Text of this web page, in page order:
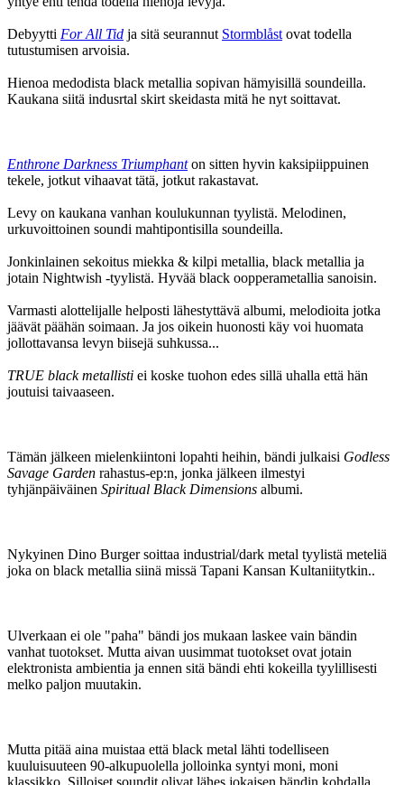
Debyytti For All Tid ja sitä seurannut Stormblåst ovat todella
tutustumisen arvoisia.
Hienoa medodista black metallia sopivan hämyisillä soundeilla.
Kaukana siitä indusrtal skirt skeidasta mitä he nyt soittavat.
Enthrone Darkness Triumphanton sitten hyvin kaksipiippuinen
tekele, jotkut vihaavat tätä, jotkut rakastavat.
Levy on kaukana vanhan koulukunnan tyylistä. Melodinen,
urkuvoittoinen soundi mahtipontisilla soundeilla.
Jonkinlainen sekoitus miekka & kilpi metallia, black metallia ja
jotain Nightwish ‑tyylistä. Hyvää black oopperametallia sanoisin.
Varmasti alottelijalle helposti lähestyttävä albumi, melodioita jotka
jäävät päähän soimaan. Ja jos oikein huonosti käy voi huomata
jollottavansa levyn biisejä suhkussa...
TRUE black metallisti ei koske tuohon edes sillä uhalla että hän
joutuisi taivaaseen.
Tämän jälkeen mielenkiintoni lopahti heihin, bändi julkaisi Godless
Savage Garden rahastus-ep:n, jonka jälkeen ilmestyi
tyhjänpäiväinen Spiritual Black Dimensions albumi.
Nykyinen Dino Burger soittaa industrial/dark metal tyylistä meteliä
joka on black metallia siinä missä Tapani Kansan Kultaniitytkin..
Ulverkaan ei ole "paha" bändi jos mukaan laskee vain bändin
vanhat tuotokset. Mutta aivan uusimmat tuotokset ovat jotain
elektronista ambientia ja ennen sitä bändi ehti kokeilla tyylillisesti
melko paljon muutakin.
Mutta pitää aina muistaa että black metal lähti todelliseen
kuuluisuuteen 90-alkupuolella jolloinka syntyi moni, moni